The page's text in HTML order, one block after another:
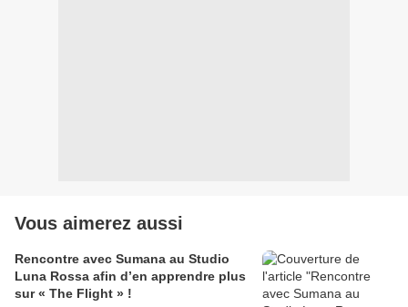
Vous aimerez aussi
Rencontre avec Sumana au Studio
Luna Rossa afin d’en apprendre plus
sur « The Flight » !